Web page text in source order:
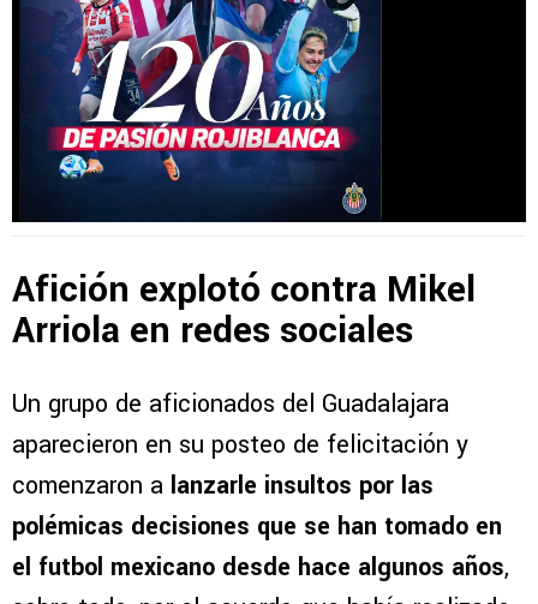
Afición explotó contra Mikel
Arriola en redes sociales
Un grupo de aficionados del Guadalajara
aparecieron en su posteo de felicitación y
comenzaron a lanzarle insultos por las
polémicas decisiones que se han tomado en
el futbol mexicano desde hace algunos años,